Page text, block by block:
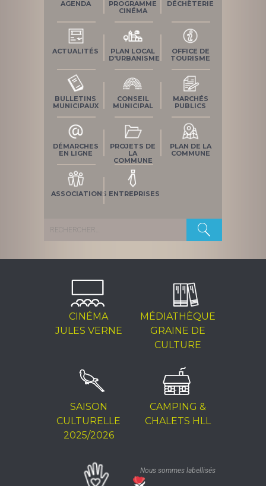
AGENDA
PROGRAMME
CINÉMA
DÉCHÈTERIE
ACTUALITÉS
PLAN LOCAL
D'URBANISME
OFFICE DE
TOURISME
BULLETINS
MUNICIPAUX
CONSEIL
MUNICIPAL
MARCHÉS
PUBLICS
DÉMARCHES
EN LIGNE
PROJETS DE
LA
COMMUNE
PLAN DE LA
COMMUNE
ASSOCIATIONS ENTREPRISES
Rechercher :
CINÉMA
JULES VERNE
MÉDIATHÈQUE
GRAINE DE
CULTURE
SAISON
CULTURELLE
2025/2026
CAMPING &
CHALETS HLL
Nous sommes labellisés